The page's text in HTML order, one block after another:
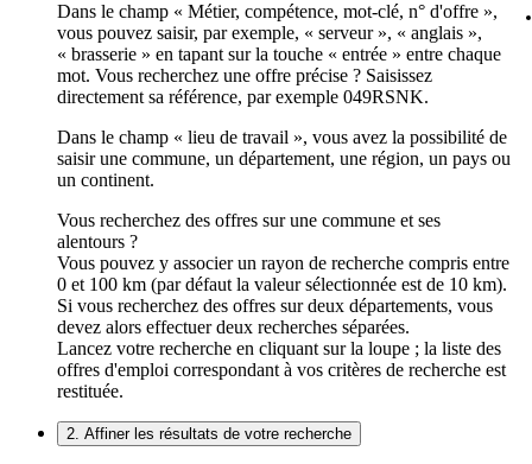
Dans le champ « Métier, compétence, mot-clé, n° d'offre »,
vous pouvez saisir, par exemple, « serveur », « anglais »,
« brasserie » en tapant sur la touche « entrée » entre chaque
mot. Vous recherchez une offre précise ? Saisissez
directement sa référence, par exemple 049RSNK.
Dans le champ « lieu de travail », vous avez la possibilité de
saisir une commune, un département, une région, un pays ou
un continent.
Vous recherchez des offres sur une commune et ses
alentours ?
Vous pouvez y associer un rayon de recherche compris entre
0 et 100 km (par défaut la valeur sélectionnée est de 10 km).
Si vous recherchez des offres sur deux départements, vous
devez alors effectuer deux recherches séparées.
Lancez votre recherche en cliquant sur la loupe ; la liste des
offres d'emploi correspondant à vos critères de recherche est
restituée.
2. Affiner les résultats de votre recherche